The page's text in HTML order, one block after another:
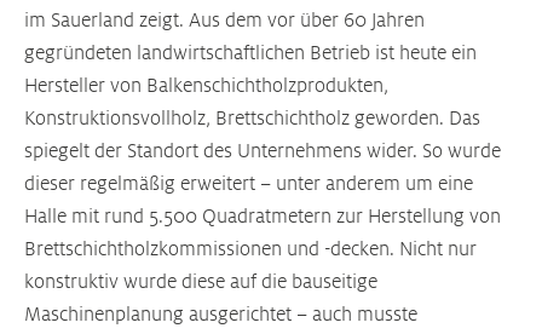
im Sauerland zeigt. Aus dem vor über 60 Jahren
gegründeten landwirtschaftlichen Betrieb ist heute ein
Hersteller von Balkenschichtholzprodukten,
Konstruktionsvollholz, Brettschichtholz geworden. Das
spiegelt der Standort des Unternehmens wider. So wurde
dieser regelmäßig erweitert – unter anderem um eine
Halle mit rund 5.500 Quadratmetern zur Herstellung von
Brettschichtholzkommissionen und -decken. Nicht nur
konstruktiv wurde diese auf die bauseitige
Maschinenplanung ausgerichtet – auch musste